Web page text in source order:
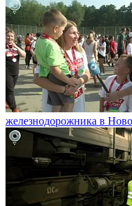
железнодорожника в